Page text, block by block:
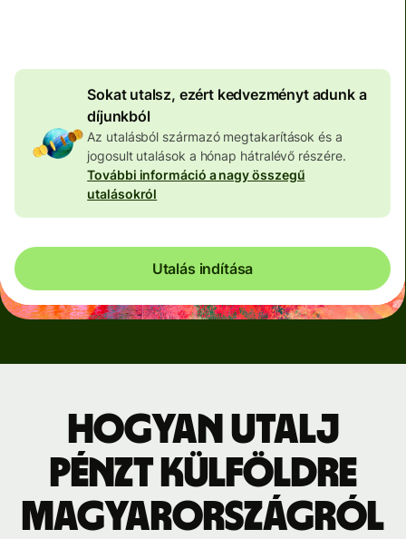
Sokat utalsz, ezért kedvezményt adunk a
díjunkból
Az utalásból származó megtakarítások és a
jogosult utalások a hónap hátralévő részére.
További információ a nagy összegű
utalásokról
Utalás indítása
Hogyan utalj
pénzt külföldre
Magyarországról